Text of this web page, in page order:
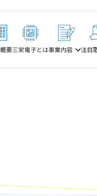
要三栄電子とは事業内容 注目